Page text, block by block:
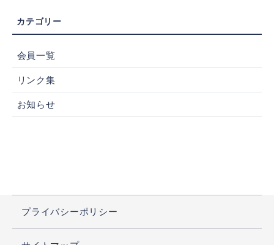
会員一覧
リンク集
お知らせ
プライバシーポリシー